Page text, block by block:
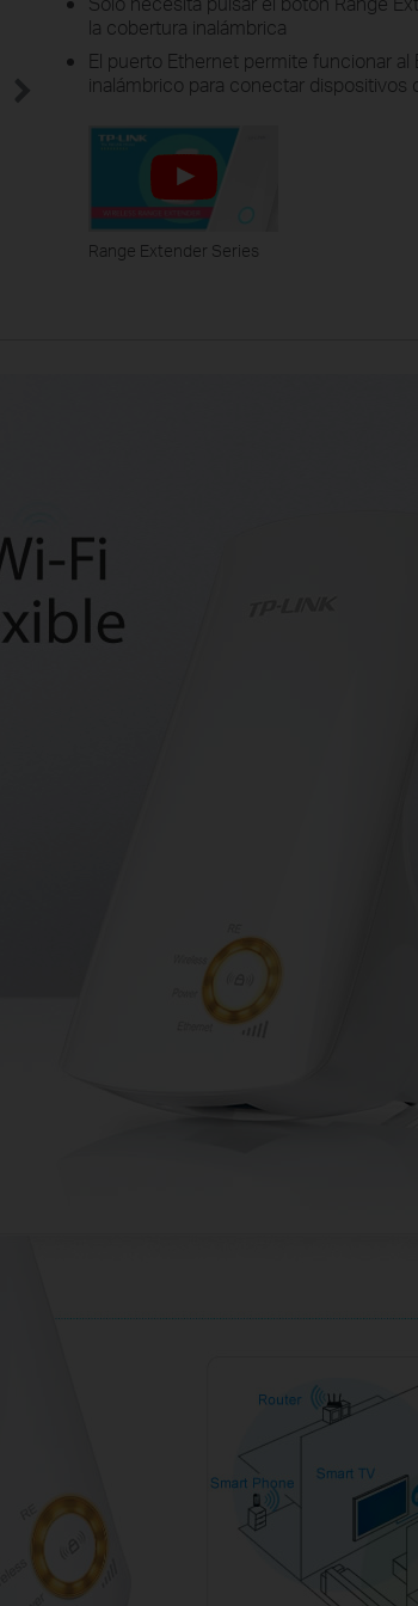
la cobertura inalámbrica
El puerto Ethernet permite funcionar
inalámbrico para conectar dispositivos
Range Extender Series